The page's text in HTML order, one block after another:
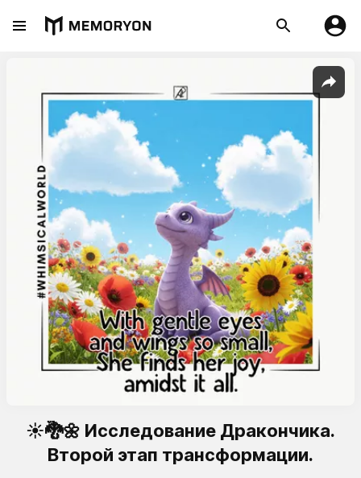
☀️🐉🌼 Исследование Дракончика.
Второй этап трансформации.